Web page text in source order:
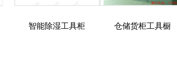
智能除湿工具柜 仓储货柜工具橱